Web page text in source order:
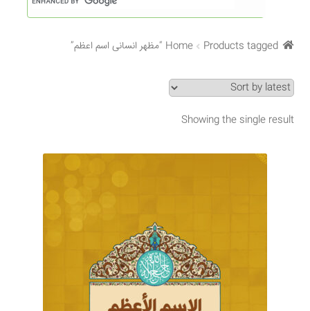
Checkout
My account
Search Results
Shop
برگه نمونه
Home Products tagged “مظهر انسانی اسم اعظم”
Showing the single result